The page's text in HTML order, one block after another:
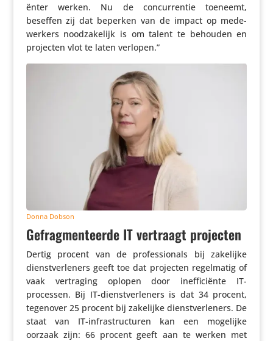
ënter werken. Nu de concur­rentie toeneemt,
beseffen zij dat beperken van de impact op mede­
wer­kers nood­za­ke­lijk is om talent te behouden en
projecten vlot te laten verlopen.”
Donna Dobson
Gefragmenteerde IT vertraagt projecten
Dertig procent van de profes­si­o­nals bij zakelijke
dienst­ver­le­ners geeft toe dat projecten regel­matig of
vaak vertra­ging oplopen door inef­fi­ci­ënte IT-
processen. Bij IT-dienst­ver­le­ners is dat 34 procent,
tegenover 25 procent bij zakelijke dienst­ver­le­ners. De
staat van IT-infra­struc­turen kan een mogelijke
oorzaak zijn: 66 procent geeft aan te werken met